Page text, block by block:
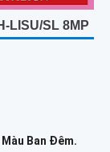
LISU/SL 8MP
Ban Ðêm.